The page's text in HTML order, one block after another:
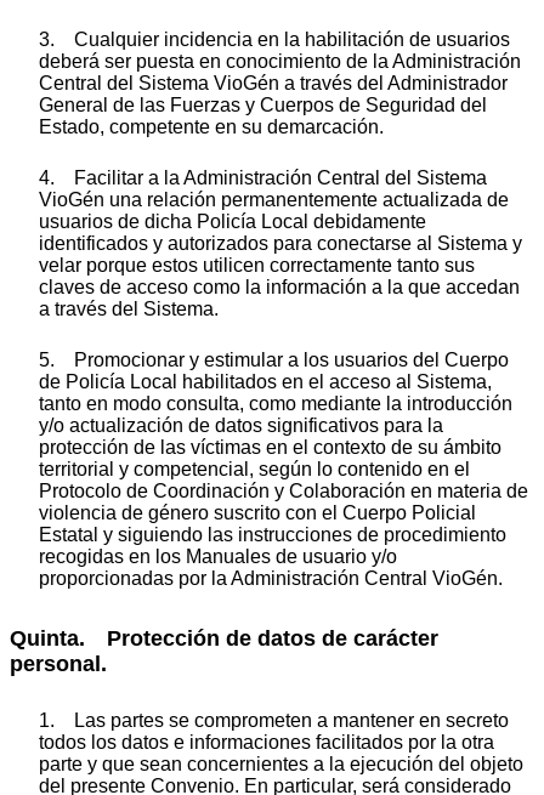
3. Cualquier incidencia en la habilitación de usuarios
deberá ser puesta en conocimiento de la Administración
Central del Sistema VioGén a través del Administrador
General de las Fuerzas y Cuerpos de Seguridad del
Estado, competente en su demarcación.
4. Facilitar a la Administración Central del Sistema
VioGén una relación permanentemente actualizada de
usuarios de dicha Policía Local debidamente
identificados y autorizados para conectarse al Sistema y
velar porque estos utilicen correctamente tanto sus
claves de acceso como la información a la que accedan
a través del Sistema.
5. Promocionar y estimular a los usuarios del Cuerpo
de Policía Local habilitados en el acceso al Sistema,
tanto en modo consulta, como mediante la introducción
y/o actualización de datos significativos para la
protección de las víctimas en el contexto de su ámbito
territorial y competencial, según lo contenido en el
Protocolo de Coordinación y Colaboración en materia de
violencia de género suscrito con el Cuerpo Policial
Estatal y siguiendo las instrucciones de procedimiento
recogidas en los Manuales de usuario y/o
proporcionadas por la Administración Central VioGén.
Quinta. Protección de datos de carácter
personal.
1. Las partes se comprometen a mantener en secreto
todos los datos e informaciones facilitados por la otra
parte y que sean concernientes a la ejecución del objeto
del presente Convenio. En particular, será considerado